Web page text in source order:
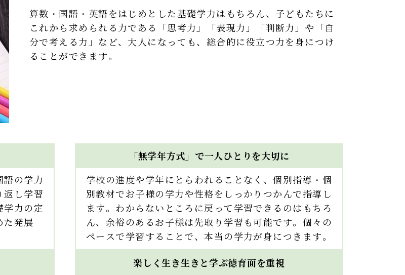
算数・国語・英語をはじめとした基礎学力はもちろん、子どもたちに
これから求められる力である「思考力」「表現力」「判断力」や「自
分で考える力」など、大人になっても、総合的に役立つ力を身につけ
ることができます。
語の学力
返し学習
学力の定
た発展
「無学年方式」で一人ひとりを大切に
学校の進度や学年にとらわれることなく、個別指導・個
別教材でお子様の学力や性格をしっかりつかんで指導し
ます。わからないところに戻って学習できるのはもちろ
ん、余裕のあるお子様は先取り学習も可能です。個々の
ペースで学習することで、本当の学力が身につきます。
楽しく生き生きと学ぶ徳育面を重視